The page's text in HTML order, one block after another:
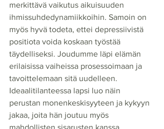
merkittävä vaikutus aikuisuuden
ihmissuhdedynamiikkoihin. Samoin on
myös hyvä todeta, ettei depressiivistä
positiota voida koskaan työstää
täydelliseksi. Joudumme läpi elämän
erilaisissa vaiheissa prosessoimaan ja
tavoittelemaan sitä uudelleen.
Ideaalitilanteessa lapsi luo näin
perustan monenkeskisyyteen ja kykyyn
jakaa, joita hän joutuu myös
mahdollisten sisarusten kanssa